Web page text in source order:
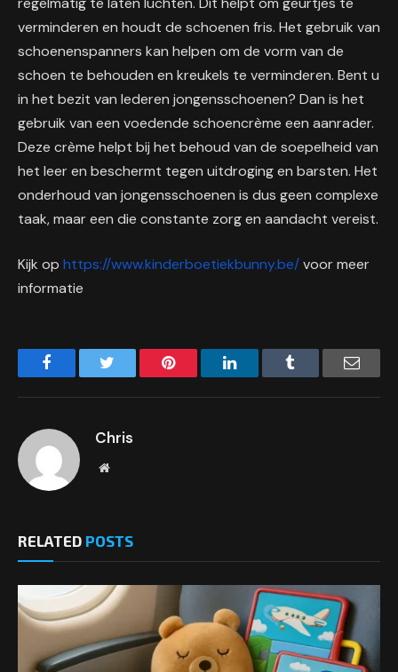
verminderen en houdt de schoenen fris. Het gebruik van
schoenenspanners kan helpen om de vorm van de
schoen te behouden en kreukels te verminderen. Bent u
in het bezit van lederen jongensschoenen? Dan is het
gebruik van een voedende schoencrème een aanrader.
Deze crème helpt bij het behoud van de soepelheid van
het leer en beschermt tegen uitdroging en barsten. Het
onderhoud van jongensschoenen is dus geen complexe
taak, maar een die constante zorg en aandacht vereist.
Kijk op https://www.kinderboetiekbunny.be/voor meer
informatie
Facebook Pinterest LinkedIn Email
Chris
Website
RELATED POSTS